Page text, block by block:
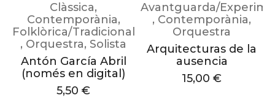
Clàssica,
Contemporània,
Folklòrica/Tradicional
, Orquestra, Solista
Antón García Abril
(només en digital)
5,50 €
Avantguarda/
, Contemporània,
Orquestra
Arquitecturas de la
ausencia
15,00 €